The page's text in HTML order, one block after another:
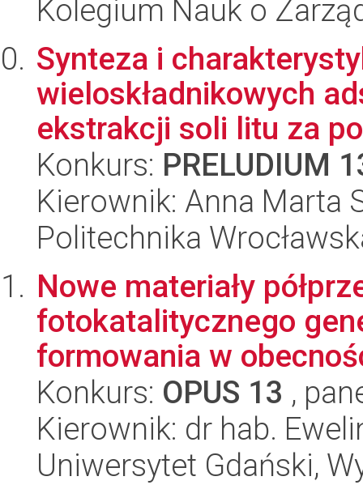
Kolegium Nauk o
Synteza i
wieloskładnikowych
ekstrakcji soli litu za
Konkurs: PRELUDIUM
Kierownik: Anna Marta
Politechnika
Nowe materiały
fotokatalitycznego
formowania w
Konkurs: OPUS 13 ,
Kierownik: dr hab.
Uniwersytet Gdański,